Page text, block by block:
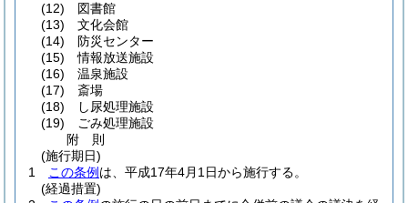
(12)
図書館
(13)
文化会館
(14)
防災センター
(15)
情報放送施設
(16)
温泉施設
(17)
斎場
(18)
し尿処理施設
(19)
ごみ処理施設
附 則
(施行期日)
1
この条例 は、平成17年4月1日から施行する。
(経過措置)